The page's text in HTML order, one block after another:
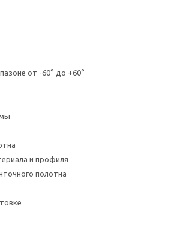
от -60° до +60°
и профиля
полотна